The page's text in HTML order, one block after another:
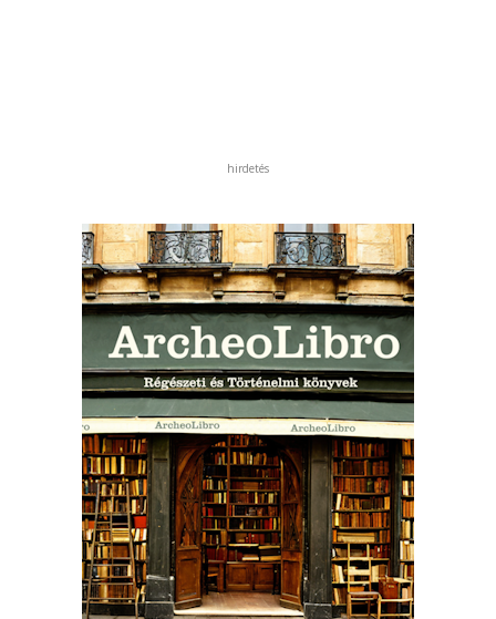
hirdetés